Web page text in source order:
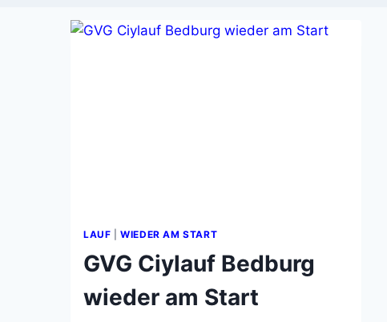
LAUF |WIEDER AM START
GVG Ciylauf Bedburg
wieder am Start